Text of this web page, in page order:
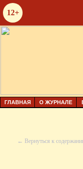
12+
ГЛАВНАЯ О ЖУРНАЛЕ
← Вернуться к